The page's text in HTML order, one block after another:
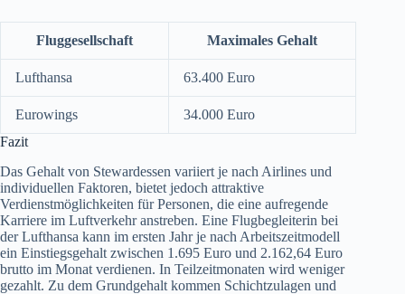
Fluggesellschaft Maximales Gehalt
Lufthansa 63.400 Euro
Eurowings
34.000 Euro
Fazit
Das Gehalt von Stewardessen variiert je nach Airlines und
individuellen Faktoren, bietet jedoch attraktive
Verdienstmöglichkeiten für Personen, die eine aufregende
Karriere im Luftverkehr anstreben. Eine Flugbegleiterin bei
der Lufthansa kann im ersten Jahr je nach Arbeitszeitmodell
ein Einstiegsgehalt zwischen 1.695 Euro und 2.162,64 Euro
brutto im Monat verdienen. In Teilzeitmonaten wird weniger
gezahlt. Zu dem Grundgehalt kommen Schichtzulagen und